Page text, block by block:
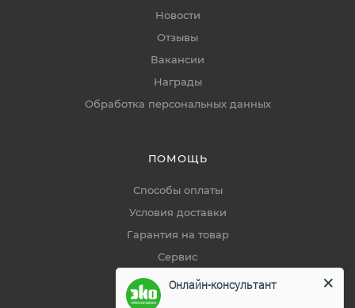
Новости
Отзывы
Вакансии
Награды
Обработка персональных данных
ПОМОЩЬ
Способы оплаты
Условия доставки
Гарантия на товар
Сервис
Карта сайта
Статьи
Онлайн-консультант